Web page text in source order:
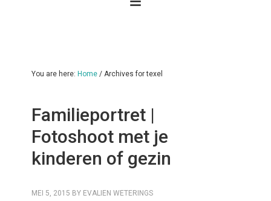
You are here: Home / Archives for texel
Familieportret |
Fotoshoot met je
kinderen of gezin
MEI 5, 2015 BY EVALIEN WETERINGS